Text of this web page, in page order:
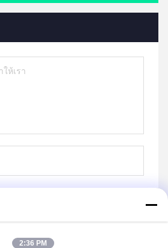
2:36 PM